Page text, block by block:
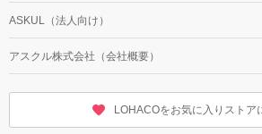
ASKUL（法人向け）
アスクル株式会社（会社概要）
LOHACOをお気に入りストア